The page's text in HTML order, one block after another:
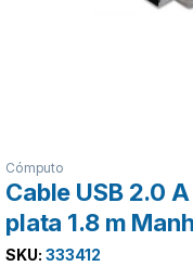
Cómputo
Cable USB 2.0
plata 1.8 m
SKU: 333412